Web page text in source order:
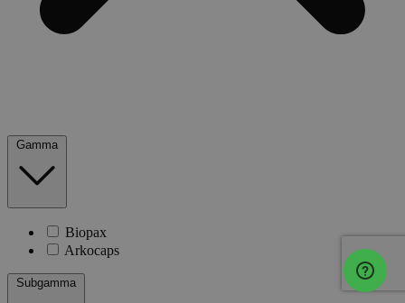
Gamma
Biopax
Arkocaps
Subgamma